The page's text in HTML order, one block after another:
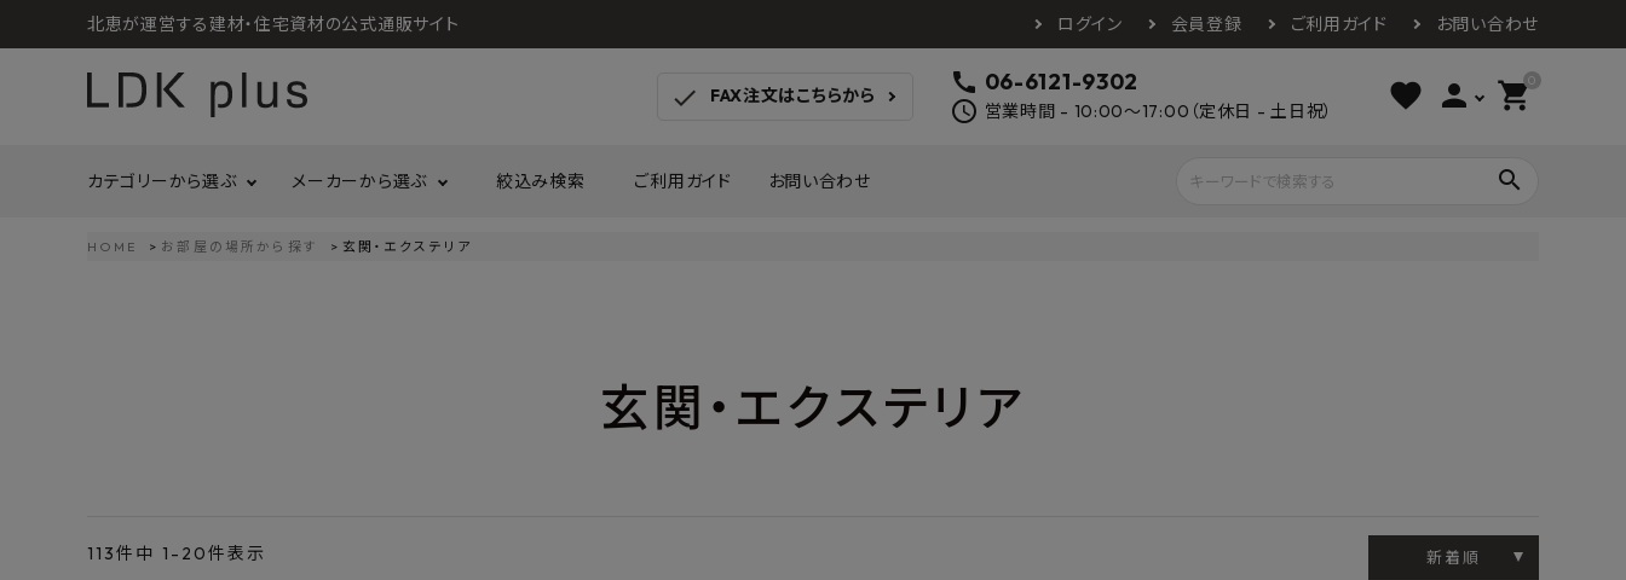
北恵が運営する建材・住宅資材の公式通販サイト ログイン 会員登録 ご利用ガイド お問い合わせ
check FAX注文はこちらから call 06-6121-9302
schedule 営業時間 - 10:00～17:00（定休日 - 土日祝） favorite person 0
shopping_cart
カテゴリーから選ぶ メーカーから選ぶ
カツデン タカラ産業
川口技研
吉桂
絞込み検索 ご利用ガイド お問い合わせ search
HOME お部屋の場所から探す 玄関・エクステリア
玄関・エクステリア
新着順
113件中 1 - 20件表示